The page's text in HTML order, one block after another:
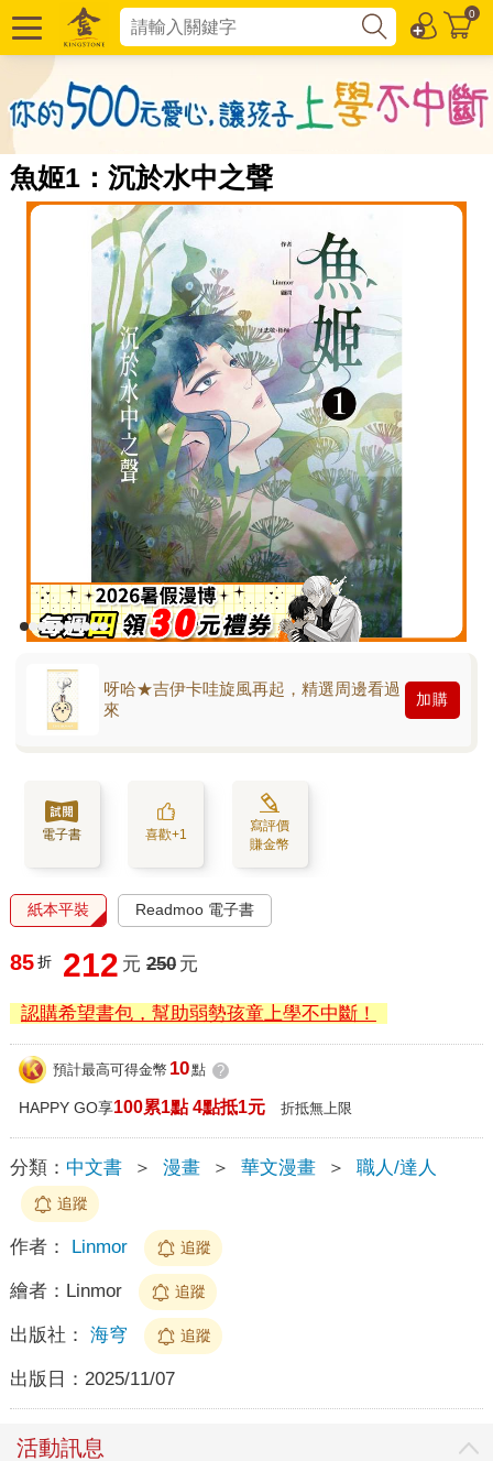
0
魚姬1：沉於水中之聲
呀哈★吉伊卡哇旋風再起，精選周邊看過
來
加購
電子書 喜歡+1
寫評價
賺金幣
紙本平裝 Readmoo 電子書
85 折 212 元 250 元
認購希望書包，幫助弱勢孩童上學不中斷！
預計最高可得金幣 10點 ?
HAPPY GO享100累1點 4點抵1元 折抵無上限
分類： 中文書 ＞ 漫畫 ＞ 華文漫畫 ＞ 職人/達人
追蹤
作者： Linmor 追蹤
繪者： Linmor 追蹤
出版社： 海穹 追蹤
出版日： 2025/11/07
活動訊息